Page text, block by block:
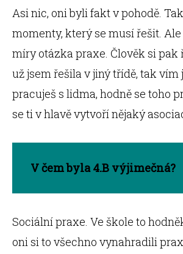
Asi nic, oni byli fakt v pohodě.
momenty, který se musí řešit.
míry otázka praxe. Člověk si pak
už jsem řešila v jiný třídě, tak vím
pracuješ s lidma, hodně se toho
se ti v hlavě vytvoří nějaký
V čem byla 4.B výjimečná?
Sociální praxe. Ve škole to
oni si to všechno vynahradili